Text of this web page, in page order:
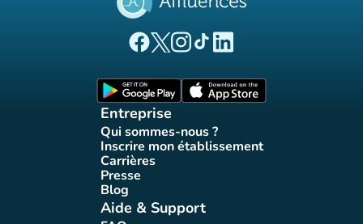
(nouvel onglet)
(nouvel onglet)
(nouvel onglet)
(nouvel onglet)
(nouvel onglet)
Entreprise
Qui sommes-nous ?
(nouvel onglet)
Inscrire mon établissement
(nouvel onglet)
Carrières(nouvel onglet)
Presse(nouvel onglet)
Blog(nouvel onglet)
Aide & Support